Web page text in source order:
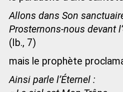
Allons dans Son
Prosternons-nous devant
(Ib., 7)
mais le prophète
Ainsi parle l’Éternel :